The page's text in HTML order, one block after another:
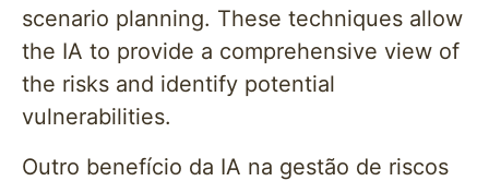
scenario planning. These techniques allow
the IA to provide a comprehensive view of
the risks and identify potential
vulnerabilities.
Outro benefício da IA na gestão de riscos